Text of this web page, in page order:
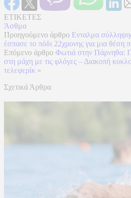
ΕΤΙΚΕΤΕΣ
Άσθμα
Προηγούμενο άρθρο Ενταλμα
έσπασε το πόδι 22χρονης για μια θέση
Επόμενο άρθρο Φωτιά στην Πάρνηθα:
στη μάχη με τις φλόγες – Διακοπή
τελεφερίκ »
Σχετικά Άρθρα